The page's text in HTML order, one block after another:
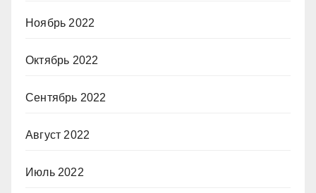
Ноябрь 2022
Октябрь 2022
Сентябрь 2022
Август 2022
Июль 2022